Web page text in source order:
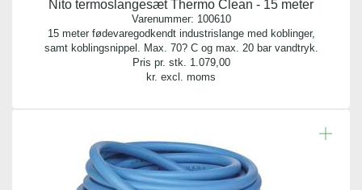
Nito termoslangesæt Thermo Clean - 15 meter
Varenummer: 100610
15 meter fødevaregodkendt industrislange med koblinger,
samt koblingsnippel. Max. 70? C og max. 20 bar vandtryk.
Pris pr. stk. 1.079,00
kr. excl. moms